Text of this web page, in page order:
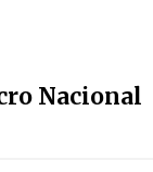
Nacional